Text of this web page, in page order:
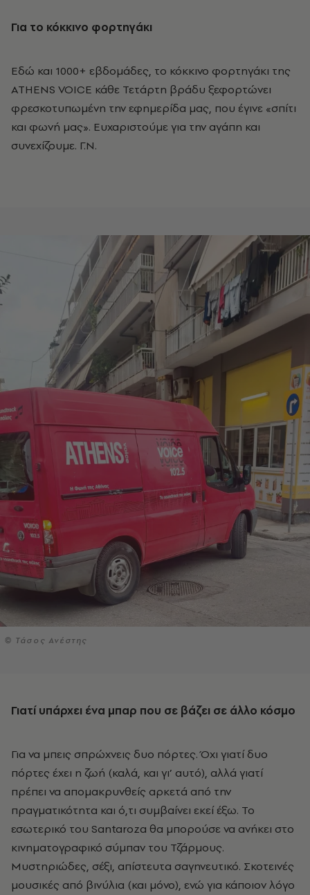
Για το κόκκινο φορτηγάκι
Εδώ και 1000+ εβδομάδες, το κόκκινο φορτηγάκι της
ATHENS VOICE κάθε Τετάρτη βράδυ ξεφορτώνει
φρεσκοτυπωμένη την εφημερίδα μας, που έγινε «σπίτι
και φωνή μας». Ευχαριστούμε για την αγάπη και
συνεχίζουμε. Γ.Ν.
© Τάσος Ανέστης
Γιατί υπάρχει ένα μπαρ που σε βάζει σε άλλο κόσμο
Για να μπεις σπρώχνεις δυο πόρτες. Όχι γιατί δυο
πόρτες έχει η ζωή (καλά, και γι’ αυτό), αλλά γιατί
πρέπει να απομακρυνθείς αρκετά από την
πραγματικότητα και ό,τι συμβαίνει εκεί έξω. Το
εσωτερικό του Santaroza θα μπορούσε να ανήκει στο
κινηματογραφικό σύμπαν του Τζάρμους.
Μυστηριώδες, σέξι, απίστευτα σαγηνευτικό. Σκοτεινές
μουσικές από βινύλια (και μόνο), ενώ για κάποιον λόγο